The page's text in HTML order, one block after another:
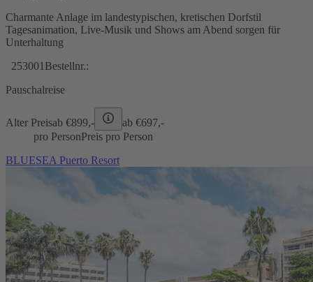
Charmante Anlage im landestypischen, kretischen Dorfstil
Tagesanimation, Live-Musik und Shows am Abend sorgen für
Unterhaltung
253001 Bestellnr.:
Pauschalreise
Alter Preisab €899,- ab €697,-
pro PersonPreis pro Person
BLUESEA Puerto Resort